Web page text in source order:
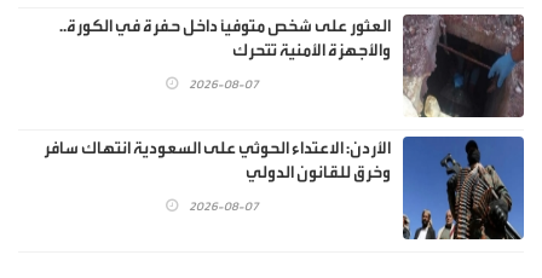
العثور على شخص متوفيًا داخل حفرة في الكورة..
والأجهزة الأمنية تتحرك
2026-08-07
الأردن: الاعتداء الحوثي على السعودية انتهاك سافر
وخرق للقانون الدولي
2026-08-07